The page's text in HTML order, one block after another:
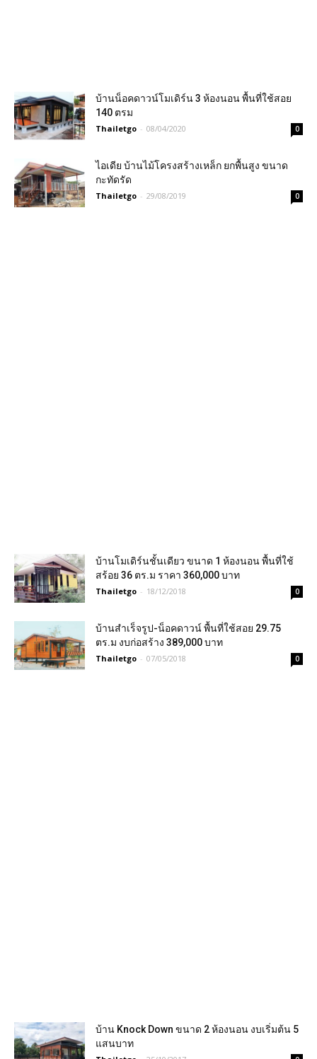
บ้านน็อคดาวน์โมเดิร์น 3 ห้องนอน พื้นที่ใช้สอย
140 ตรม
Thailetgo - 08/04/2020 0
ไอเดีย บ้านไม้โครงสร้างเหล็ก ยกพื้นสูง ขนาด
กะทัดรัด
Thailetgo - 29/08/2019 0
บ้านโมเดิร์นชั้นเดียว ขนาด 1 ห้องนอน พื้นที่ใช้
สร้อย 36 ตร.ม ราคา 360,000 บาท
Thailetgo - 18/12/2018 0
บ้านสำเร็จรูป-น็อคดาวน์ พื้นที่ใช้สอย 29.75
ตร.ม งบก่อสร้าง 389,000 บาท
Thailetgo - 07/05/2018 0
บ้าน Knock Down ขนาด 2 ห้องนอน งบเริ่มต้น 5
แสนบาท